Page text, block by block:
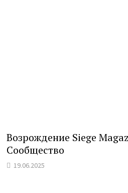
Возрождение Siege
Сообщество
19.06.2025